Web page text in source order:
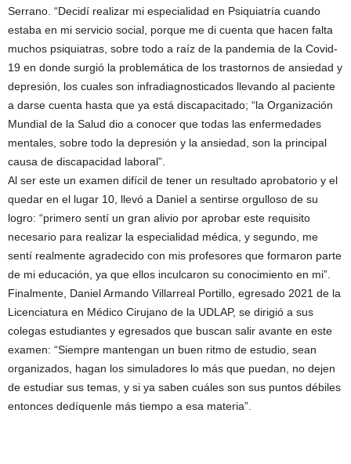
Serrano. “Decidí realizar mi especialidad en Psiquiatría cuando
estaba en mi servicio social, porque me di cuenta que hacen falta
muchos psiquiatras, sobre todo a raíz de la pandemia de la Covid-
19 en donde surgió la problemática de los trastornos de ansiedad y
depresión, los cuales son infradiagnosticados llevando al paciente
a darse cuenta hasta que ya está discapacitado; “la Organización
Mundial de la Salud dio a conocer que todas las enfermedades
mentales, sobre todo la depresión y la ansiedad, son la principal
causa de discapacidad laboral”.
Al ser este un examen difícil de tener un resultado aprobatorio y el
quedar en el lugar 10, llevó a Daniel a sentirse orgulloso de su
logro: “primero sentí un gran alivio por aprobar este requisito
necesario para realizar la especialidad médica, y segundo, me
sentí realmente agradecido con mis profesores que formaron parte
de mi educación, ya que ellos inculcaron su conocimiento en mi”.
Finalmente, Daniel Armando Villarreal Portillo, egresado 2021 de la
Licenciatura en Médico Cirujano de la UDLAP, se dirigió a sus
colegas estudiantes y egresados que buscan salir avante en este
examen: “Siempre mantengan un buen ritmo de estudio, sean
organizados, hagan los simuladores lo más que puedan, no dejen
de estudiar sus temas, y si ya saben cuáles son sus puntos débiles
entonces dedíquenle más tiempo a esa materia”.